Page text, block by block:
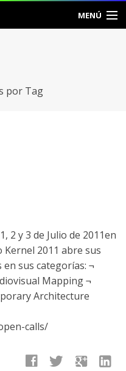
MENÚ
por Tag
2 y 3 de Julio de 2011en
Kernel 2011 abre sus
sus categorías: ¬
Mapping ¬
Architecture
calls/
facebook twitter google linkedin